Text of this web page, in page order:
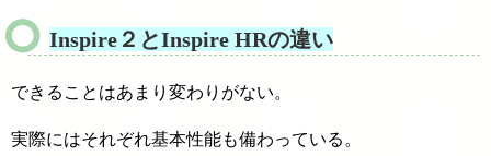
Inspire２とInspire HRの違い
できることはあまり変わりがない。
実際にはそれぞれ基本性能も備わっている。